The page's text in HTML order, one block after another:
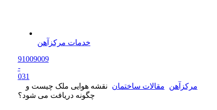
خدمات مرکزآهن
91009009
-
031
مرکزآهن
مقالات ساختمان
نقشه هوایی ملک چیست و
چگونه دریافت می شود؟